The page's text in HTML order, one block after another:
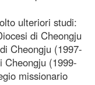
ulteriori studi:
di Cheongju
Cheongju (1997-
Cheongju (1999-
missionario